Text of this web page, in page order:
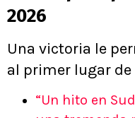
2026
Una victoria le
al primer lugar de
“Un hito en